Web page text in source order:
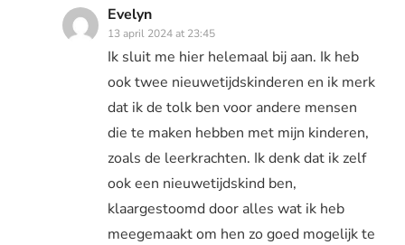
Evelyn
13 april 2024 at 23:45
Ik sluit me hier helemaal bij aan. Ik heb
ook twee nieuwetijdskinderen en ik merk
dat ik de tolk ben voor andere mensen
die te maken hebben met mijn kinderen,
zoals de leerkrachten. Ik denk dat ik zelf
ook een nieuwetijdskind ben,
klaargestoomd door alles wat ik heb
meegemaakt om hen zo goed mogelijk te